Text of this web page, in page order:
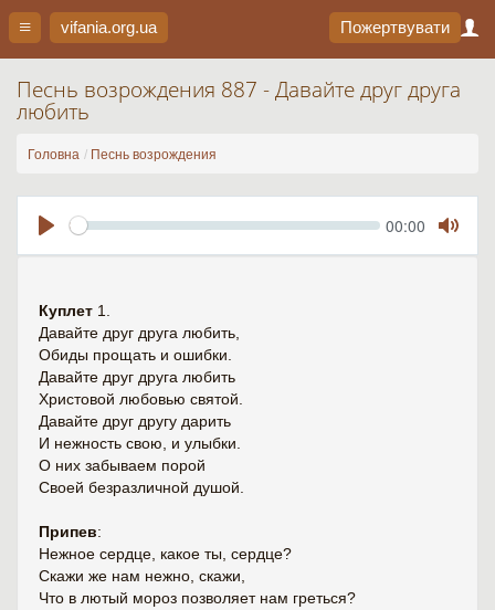
vifania.org.ua Пожертвувати
Песнь возрождения 887 - Давайте друг друга
любить
Головна Песнь возрождения
Seek Current
00:00
Mute
Куплет 1.
Давайте друг друга любить,
Обиды прощать и ошибки.
Давайте друг друга любить
Христовой любовью святой.
Давайте друг другу дарить
И нежность свою, и улыбки.
О них забываем порой
Своей безразличной душой.
Припев:
Нежное сердце, какое ты, сердце?
Скажи же нам нежно, скажи,
Что в лютый мороз позволяет нам греться?